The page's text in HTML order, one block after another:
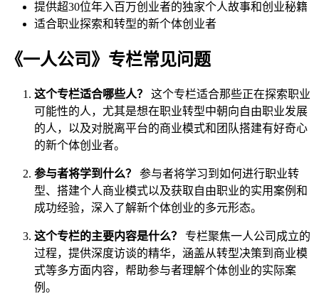
提供超30位年入百万创业者的独家个人故事和创业秘籍
适合职业探索和转型的新个体创业者
《一人公司》专栏常见问题
这个专栏适合哪些人？
这个专栏适合那些正在探索职业
可能性的人，尤其是想在职业转型中朝向自由职业发展
的人，以及对脱离平台的商业模式和团队搭建有好奇心
的新个体创业者。
参与者将学到什么？
参与者将学习到如何进行职业转
型、搭建个人商业模式以及获取自由职业的实用案例和
成功经验，深入了解新个体创业的多元形态。
这个专栏的主要内容是什么？
专栏聚焦一人公司成立的
过程，提供深度访谈的精华，涵盖从转型决策到商业模
式等多方面内容，帮助参与者理解个体创业的实际案
例。